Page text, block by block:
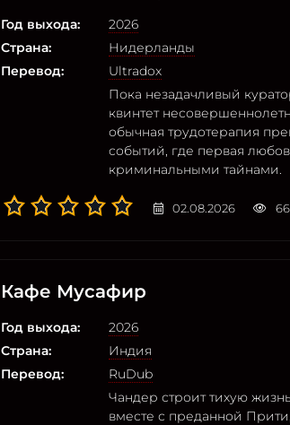
Год выхода:
2026
Страна:
Нидерланды
Перевод:
Ultradox
Пока незадачливый
квинтет
обычная трудотерапия
событий, где первая
криминальными тайнами.
02.08.2026 66
Кафе Мусафир
Год выхода:
2026
Страна:
Индия
Перевод:
RuDub
Чандер строит тихую
вместе с преданной